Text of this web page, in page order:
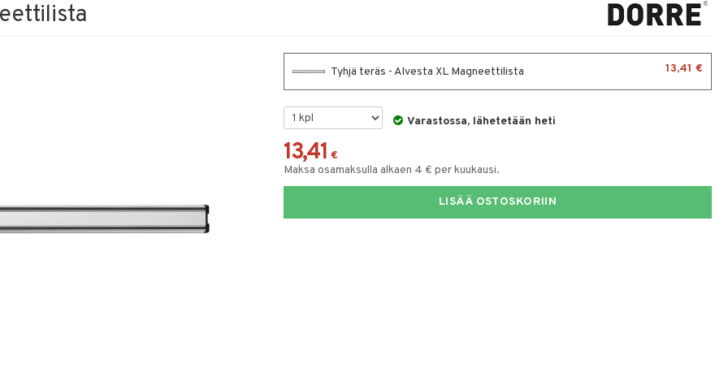
Tyhjä teräs - Alvesta XL Magneettilista 13,41 €
Varastossa, lähetetään heti
13,41 €
Maksa osamaksulla alkaen 4 € per kuukausi.
LISÄÄ OSTOSKORIIN